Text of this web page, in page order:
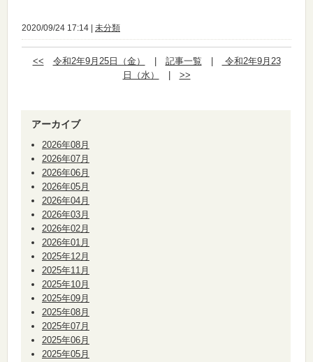
2020/09/24 17:14 | 未分類
<< 令和2年9月25日（金） 記事一覧
令和2年9月23
日（水）
>>
アーカイブ
2026年08月
2026年07月
2026年06月
2026年05月
2026年04月
2026年03月
2026年02月
2026年01月
2025年12月
2025年11月
2025年10月
2025年09月
2025年08月
2025年07月
2025年06月
2025年05月